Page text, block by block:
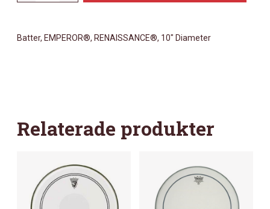
MÄNGD
Batter, EMPEROR®, RENAISSANCE®, 10″ Diameter
Relaterade produkter